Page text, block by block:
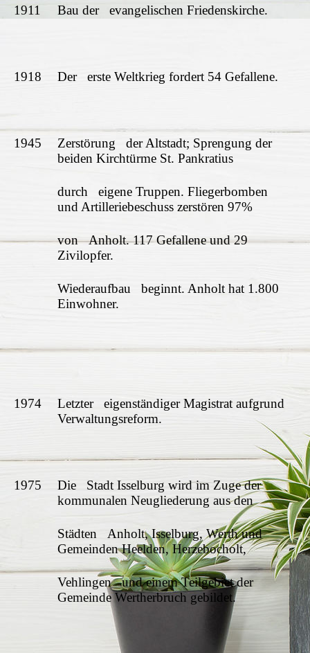
1911 Bau der evangelischen Friedenskirche.
1918 Der erste Weltkrieg fordert 54 Gefallene.
1945
Zerstörung der Altstadt; Sprengung der
beiden Kirchtürme St. Pankratius
durch eigene Truppen. Fliegerbomben
und Artilleriebeschuss zerstören 97%
von Anholt. 117 Gefallene und 29
Zivilopfer.
Wiederaufbau beginnt. Anholt hat 1.800
Einwohner.
1974
Letzter eigenständiger Magistrat aufgrund
Verwaltungsreform.
1975
Die Stadt Isselburg wird im Zuge der
kommunalen Neugliederung aus den
Städten Anholt, Isselburg, Werth und
Gemeinden Heelden, Herzebocholt,
Vehlingen und einem Teilgebiet der
Gemeinde Wertherbruch gebildet.